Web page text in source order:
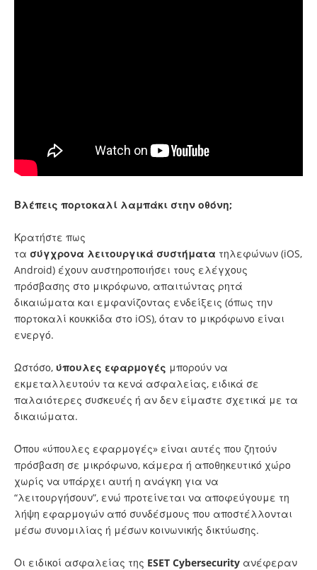
Βλέπεις πορτοκαλί λαμπάκι στην οθόνη;
Κρατήστε πως
τα σύγχρονα λειτουργικά συστήματα τηλεφώνων (iOS,
Android) έχουν αυστηροποιήσει τους ελέγχους
πρόσβασης στο μικρόφωνο, απαιτώντας ρητά
δικαιώματα και εμφανίζοντας ενδείξεις (όπως την
πορτοκαλί κουκκίδα στο iOS), όταν το μικρόφωνο είναι
ενεργό.
Ωστόσο, ύπουλες εφαρμογές μπορούν να
εκμεταλλευτούν τα κενά ασφαλείας, ειδικά σε
παλαιότερες συσκευές ή αν δεν είμαστε σχετικά με τα
δικαιώματα.
Όπου «ύπουλες εφαρμογές» είναι αυτές που ζητούν
πρόσβαση σε μικρόφωνο, κάμερα ή αποθηκευτικό χώρο
χωρίς να υπάρχει αυτή η ανάγκη για να
“λειτουργήσουν”, ενώ προτείνεται να αποφεύγουμε τη
λήψη εφαρμογών από συνδέσμους που αποστέλλονται
μέσω συνομιλίας ή μέσων κοινωνικής δικτύωσης.
Οι ειδικοί ασφαλείας της ESET Cybersecurity ανέφεραν